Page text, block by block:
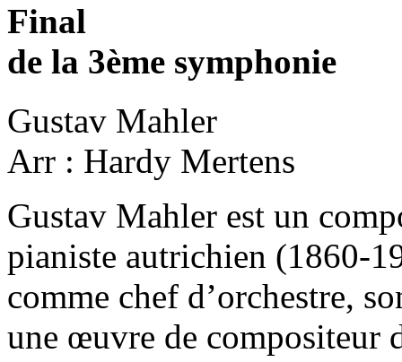
Final
de la 3ème symphonie
Gustav Mahler
Arr : Hardy Mertens
Gustav Mahler est un
pianiste autrichien (1860-
comme chef d’orchestre,
une œuvre de compositeur